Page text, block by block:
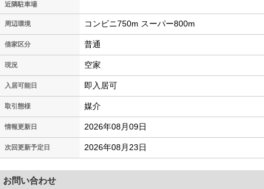
近隣駐車場
周辺環境 コンビニ750m スーパー800m
借家区分 普通
現況 空家
入居可能日 即入居可
取引態様 媒介
情報更新日 2026年08月09日
次回更新予定日 2026年08月23日
お問い合わせ